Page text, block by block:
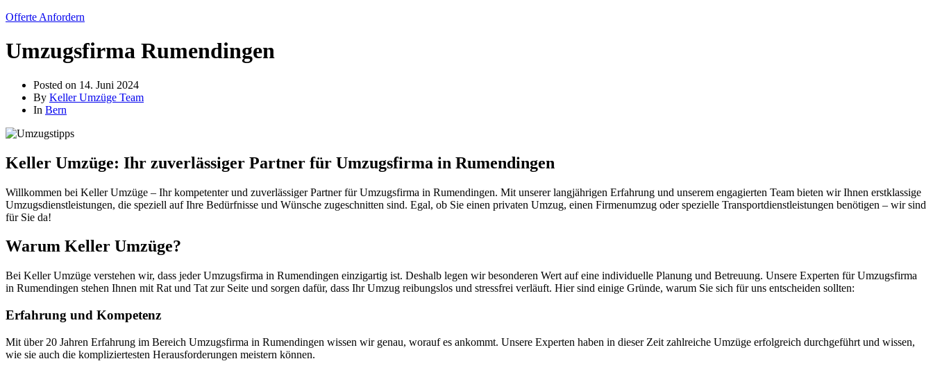
Offerte Anfordern
Umzugsfirma Rumendingen
Posted on 14. Juni 2024
By Keller Umzüge Team
In Bern
Keller Umzüge: Ihr zuverlässiger Partner für Umzugsfirma in Rumendingen
Willkommen bei Keller Umzüge – Ihr kompetenter und zuverlässiger Partner für Umzugsfirma in Rumendingen. Mit unserer langjährigen Erfahrung und unserem engagierten Team bieten wir Ihnen erstklassige
Umzugsdienstleistungen, die speziell auf Ihre Bedürfnisse und Wünsche zugeschnitten sind. Egal, ob Sie einen privaten Umzug, einen Firmenumzug oder spezielle Transportdienstleistungen benötigen – wir sind
für Sie da!
Warum Keller Umzüge?
Bei Keller Umzüge verstehen wir, dass jeder Umzugsfirma in Rumendingen einzigartig ist. Deshalb legen wir besonderen Wert auf eine individuelle Planung und Betreuung. Unsere Experten für Umzugsfirma
in Rumendingen stehen Ihnen mit Rat und Tat zur Seite und sorgen dafür, dass Ihr Umzug reibungslos und stressfrei verläuft. Hier sind einige Gründe, warum Sie sich für uns entscheiden sollten:
Erfahrung und Kompetenz
Mit über 20 Jahren Erfahrung im Bereich Umzugsfirma in Rumendingen wissen wir genau, worauf es ankommt. Unsere Experten haben in dieser Zeit zahlreiche Umzüge erfolgreich durchgeführt und wissen,
wie sie auch die kompliziertesten Herausforderungen meistern können.